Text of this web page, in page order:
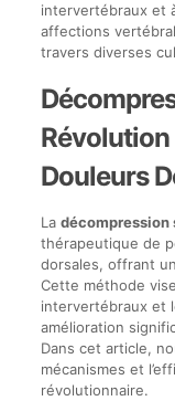
intervertébraux et
affections
travers diverses
Douleurs
La décompression
thérapeutique de
dorsales, offrant
Cette méthode
intervertébraux et
amélioration
Dans cet article,
mécanismes et
révolutionnaire.